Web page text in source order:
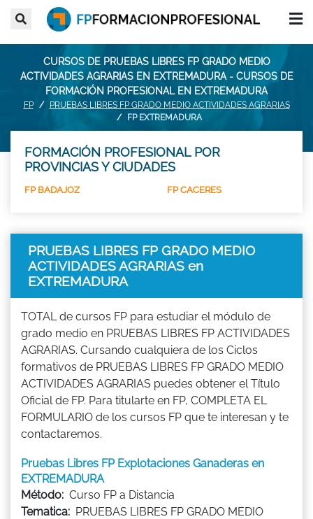
CURSOS DE PRUEBAS LIBRES FP GRADO MEDIO
ACTIVIDADES AGRARIAS EN EXTREMADURA - CURSOS DE
FORMACIÓN PROFESIONAL EN EXTREMADURA
FP
PRUEBAS LIBRES FP GRADO MEDIO ACTIVIDADES AGRARIAS
FP EXTREMADURA
FORMACIÓN PROFESIONAL POR
PROVINCIAS Y CIUDADES
FP BADAJOZ FP CACERES
PRUEBAS LIBRES FP GRADO MEDIO
ACTIVIDADES AGRARIAS en
EXTREMADURA
TOTAL de cursos FP para estudiar el módulo de
grado medio en PRUEBAS LIBRES FP ACTIVIDADES
AGRARIAS. Cursando cualquiera de los Ciclos
formativos de PRUEBAS LIBRES FP GRADO MEDIO
ACTIVIDADES AGRARIAS puedes obtener el Título
Oficial de FP. Para titularte en FP, COMPLETA EL
FORMULARIO de los cursos FP que te interesan y te
contactaremos.
Pruebas Libres FP Explotaciones Ganaderas en
EXTREMADURA
Método: Curso FP a Distancia
Tematica: PRUEBAS LIBRES FP GRADO MEDIO